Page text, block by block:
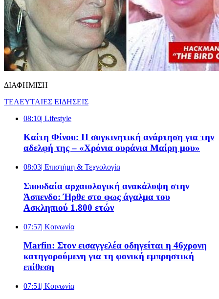
ΔΙΑΦΗΜΙΣΗ
ΤΕΛΕΥΤΑΙΕΣ ΕΙΔΗΣΕΙΣ
08:10| Lifestyle
Καίτη Φίνου: Η συγκινητική ανάρτηση για την
αδελφή της – «Χρόνια ουράνια Μαίρη μου»
08:03| Επιστήμη & Τεχνολογία
Σπουδαία αρχαιολογική ανακάλυψη στην
Άσπενδο: Ήρθε στο φως άγαλμα του
Ασκληπιού 1.800 ετών
07:57| Κοινωνία
Marfin: Στον εισαγγελέα οδηγείται η 46χρονη
κατηγορούμενη για τη φονική εμπρηστική
επίθεση
07:51 | Κοινωνία